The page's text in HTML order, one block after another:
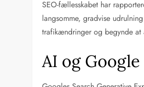
SEO-fællesskabet har
langsomme, gradvise
trafikændringer og begynde at
AI og